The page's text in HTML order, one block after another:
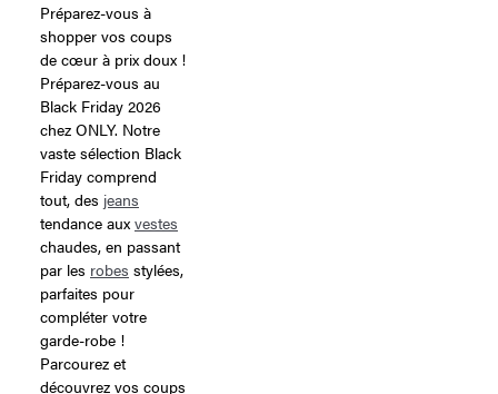
Préparez-vous à
shopper vos coups
de cœur à prix doux !
Préparez-vous au
Black Friday 2026
chez ONLY. Notre
vaste sélection Black
Friday comprend
tout, des jeans
tendance aux vestes
chaudes, en passant
par les robes stylées,
parfaites pour
compléter votre
garde-robe !
Parcourez et
découvrez vos coups